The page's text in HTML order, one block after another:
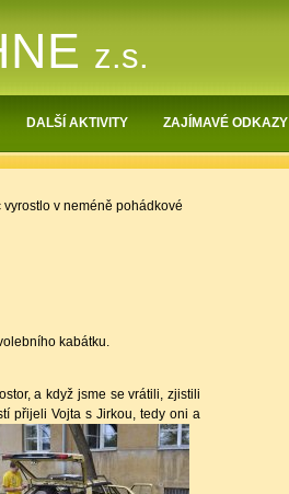
z.s.
DALŠÍ AKTIVITY ZAJÍMAVÉ ODKAZY
v neméně pohádkové
kabátku.
a když jsme se vrátili, zjistili
přijeli Vojta s Jirkou, tedy oni a